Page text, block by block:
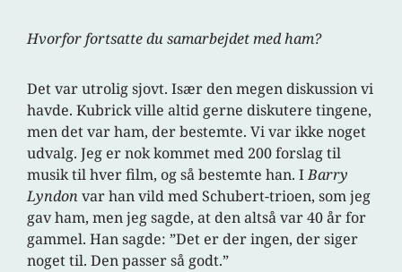
Hvorfor fortsatte du samarbejdet med ham?
Det var utrolig sjovt. Især den megen diskussion vi
havde. Kubrick ville altid gerne diskutere tingene,
men det var ham, der bestemte. Vi var ikke noget
udvalg. Jeg er nok kommet med 200 forslag til
musik til hver film, og så bestemte han. IBarry
Lyndonvar han vild med Schubert-trioen, som jeg
gav ham, men jeg sagde, at den altså var 40 år for
gammel. Han sagde: ”Det er der ingen, der siger
noget til. Den passer så godt.”